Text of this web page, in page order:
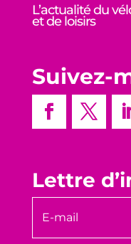
L’actualité du
et de loisirs
Suivez-
Lettre